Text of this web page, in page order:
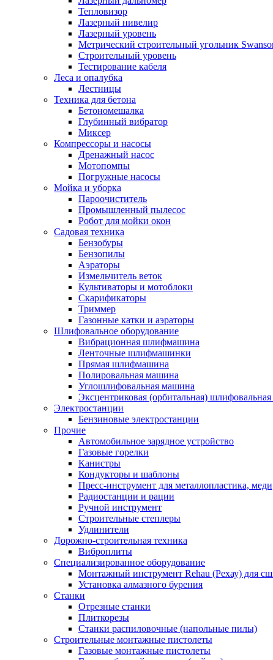
Тепловизор
Лазерный нивелир
Лазерный уровень
Метрический строительный угольник
Строительный уровень
Тестирование кабеля
Леса и опалубка
Лестницы
Техника для бетона
Бетономешалка
Глубинный вибратор
Миксер
Компрессоры и насосы
Дренажный насос
Мотопомпы
Погружные насосы
Мойка и уборка
Пароочиститель
Промышленный пылесос
Робот для мойки окон
Садовая техника
Бензобуры
Бензопилы
Аэраторы
Измельчитель веток
Культиваторы и мотоблоки
Скарификаторы
Триммер
Газонные катки и аэраторы
Шлифовальное оборудование
Вибрационная шлифмашина
Ленточные шлифмашинки
Прямая шлифмашина
Полировальная машина
Углошлифовальная машина
Эксцентриковая (орбитальная)
Электростанции
Бензиновые электростанции
Прочие
Автомобильное зарядное устройство
Газовые горелки
Канистры
Кондукторы и шаблоны
Пресс-инструмент для металлопластика,
Радиостанции и рации
Ручной инструмент
Строительные степлеры
Удлинители
Дорожно-строительная техника
Виброплиты
Специализированное оборудование
Монтажный инструмент Rehau (Рехау) для
Установка алмазного бурения
Станки
Отрезные станки
Плиткорезы
Станки распиловочные (напольные пилы)
Строительные монтажные пистолеты
Газовые монтажные пистолеты